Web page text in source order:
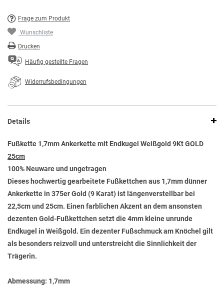
Frage zum Produkt
Wunschliste
Drucken
Häufig gestellte Fragen
Widerrufsbedingungen
Details
Fußkette 1,7mm Ankerkette mit Endkugel Weißgold 9Kt GOLD
25cm
100% Neuware und ungetragen
Dieses hochwertig gearbeitete Fußkettchen aus 1,7mm dünner
Ankerkette in 375er Gold (9 Karat) ist längenverstellbar bei
22,5cm und 25cm. Einen farblichen Akzent an dem ansonsten
dezenten Gold-Fußkettchen setzt die 4mm kleine unrunde
Endkugel in Weißgold. Ein dezenter Fußschmuck am Knöchel gilt
als besonders reizvoll und unterstreicht die Sinnlichkeit der
Trägerin.
Abmessung: 1,7mm